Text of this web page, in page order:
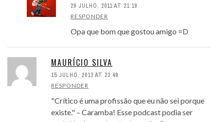
29 JULHO, 2011 AT 21:18
RESPONDER
Opa que bom que gostou amigo =D
MAURÍCIO SILVA
15 JULHO, 2013 AT 23:49
RESPONDER
"Crítico é uma profissão que eu não sei porque
existe." – Caramba! Esse podcast podia ser